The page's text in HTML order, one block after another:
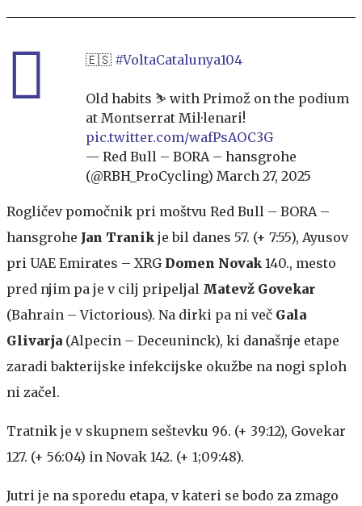
🇪🇸 #VoltaCatalunya104
Old habits ⛷️ with Primož on the podium
at Montserrat Mil·lenari!
pic.twitter.com/wafPsAOC3G
— Red Bull – BORA – hansgrohe
(@RBH_ProCycling) March 27, 2025
Rogličev pomočnik pri moštvu Red Bull – BORA –
hansgrohe Jan Tranik je bil danes 57. (+ 7:55), Ayusov
pri UAE Emirates – XRG Domen Novak 140., mesto
pred njim pa je v cilj pripeljal Matevž Govekar
(Bahrain – Victorious). Na dirki pa ni več Gala
Glivarja (Alpecin – Deceuninck), ki današnje etape
zaradi bakterijske infekcijske okužbe na nogi sploh
ni začel.
Tratnik je v skupnem seštevku 96. (+ 39:12), Govekar
127. (+ 56:04) in Novak 142. (+ 1;09:48).
Jutri je na sporedu etapa, v kateri se bodo za zmago